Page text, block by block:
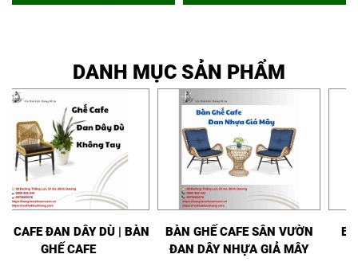
DANH MỤC SẢN PHẨM
GHẾ CAFE ĐAN DÂY DÙ | BÀN
GHẾ CAFE
BÀN GHẾ CAFE SÂN VƯỜN
ĐAN DÂY NHỰA GIẢ MÂY